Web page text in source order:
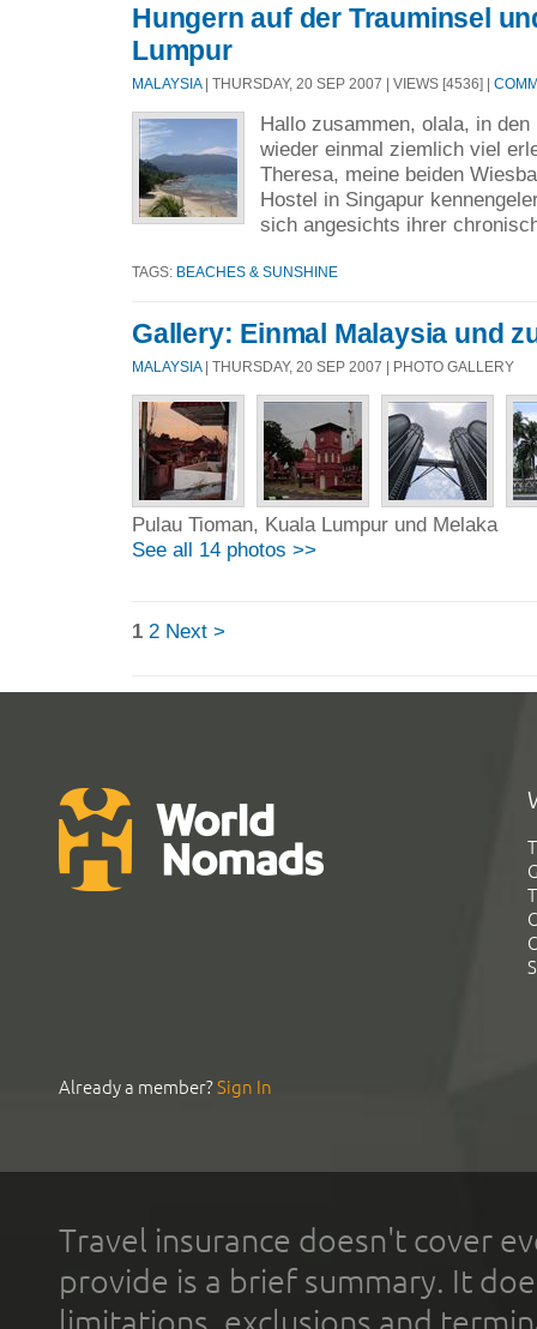
Hungern auf der Trauminsel
Lumpur
MALAYSIA| THURSDAY, 20 SEP 2007 | VIEWS [4536] |
Hallo zusammen, olala, in
wieder einmal ziemlich viel
Theresa, meine beiden
Hostel in Singapur
sich angesichts ihrer
TAGS: BEACHES & SUNSHINE
Gallery: Einmal Malaysia und
MALAYSIA| THURSDAY, 20 SEP 2007 | PHOTO GALLERY
Pulau Tioman, Kuala Lumpur und Melaka
See all 14 photos >>
1 2 Next >
Already a member?Sign In
Travel insurance doesn't cover
provide is a brief summary. It
limitations, exclusions and